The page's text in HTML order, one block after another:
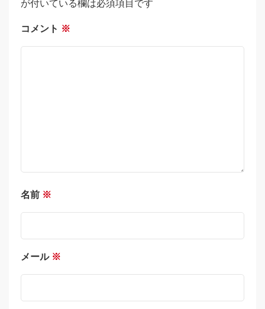
が付いている欄は必須項目です
コメント ※
名前 ※
メール ※